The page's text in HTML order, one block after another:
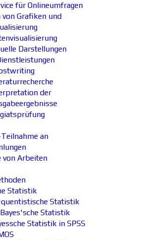
für Onlineumfragen
von Grafiken und
Darstellungen
der
an
von Arbeiten
Statistik
Statistik
Statistik
Statistik in SPSS